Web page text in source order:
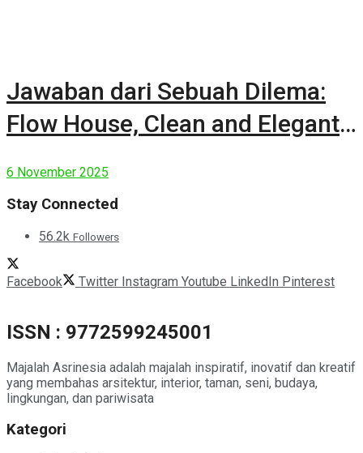
Jawaban dari Sebuah Dilema:
Flow House, Clean and Elegant
6 November 2025
Stay Connected
56.2k Followers
Facebook Twitter Instagram Youtube LinkedIn Pinterest
ISSN : 9772599245001
Majalah Asrinesia adalah majalah inspiratif, inovatif dan kreatif
yang membahas arsitektur, interior, taman, seni, budaya,
lingkungan, dan pariwisata
Kategori